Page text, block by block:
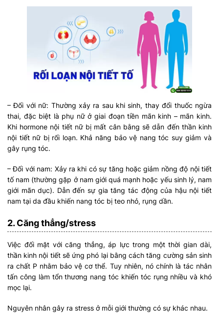
– Đối với nữ: Thường xảy ra sau khi sinh, thay đổi thuốc ngừa
thai, đặc biệt là phụ nữ ở giai đoạn tiền mãn kinh – mãn kinh.
Khi hormone nội tiết nữ bị mất cân bằng sẽ dẫn đến thần kinh
nội tiết nữ bị rối loạn. Khả năng bảo vệ nang tóc suy giảm và
gây rụng tóc.
– Đối với nam: Xảy ra khi có sự tăng hoặc giảm nồng độ nội tiết
tố nam (thường gặp ở nam giới quá mạnh hoặc yếu sinh lý, nam
giới mãn dục). Dẫn đến sự gia tăng tác động của hậu nội tiết
nam tại da đầu khiến nang tóc bị teo nhỏ, rụng dần.
2. Căng thẳng/stress
Việc đối mặt với căng thẳng, áp lực trong một thời gian dài,
thần kinh nội tiết sẽ ứng phó lại bằng cách tăng cường sản sinh
ra chất P nhằm bảo vệ cơ thể. Tuy nhiên, nó chính là tác nhân
tấn công làm tổn thương nang tóc khiến tóc rụng nhiều và khó
mọc lại.
Nguyên nhân gây ra stress ở mỗi giới thường có sự khác nhau.